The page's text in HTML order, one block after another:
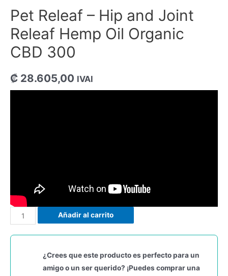
Pet Releaf – Hip and Joint
Releaf Hemp Oil Organic
CBD 300
₡ 28.605,00 IVAI
Añadir al carrito
¿Crees que este producto es perfecto para un
amigo o un ser querido? ¡Puedes comprar una